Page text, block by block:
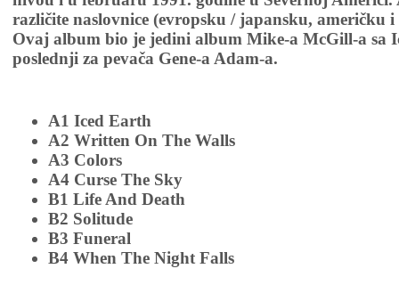
različite naslovnice (evropsku / japansku, američku
Ovaj album bio je jedini album Mike-a McGill-a sa
poslednji za pevača Gene-a Adam-a.
A1 Iced Earth
A2 Written On The Walls
A3 Colors
A4 Curse The Sky
B1 Life And Death
B2 Solitude
B3 Funeral
B4 When The Night Falls